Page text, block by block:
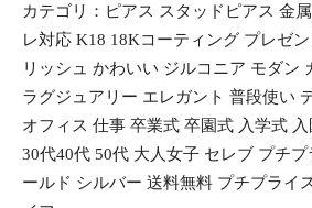
カテゴリ：ピアス スタッドピアス 金
レ対応 K18 18Kコーティング プレゼ
リッシュ かわいい ジルコニア モダン
ラグジュアリー エレガント 普段使い
オフィス 仕事 卒業式 卒園式 入学式
30代40代 50代 大人女子 セレブ プチ
ールド シルバー 送料無料 プチプライ